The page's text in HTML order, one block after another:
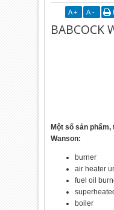
A + A -
BABCOCK
Một số sản
Wanson:
burner
air heater
fuel oil
boiler